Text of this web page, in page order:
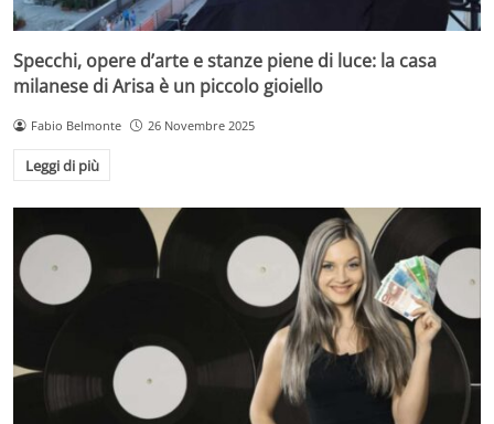
Specchi, opere d’arte e stanze piene di luce: la casa
milanese di Arisa è un piccolo gioiello
Fabio Belmonte 26 Novembre 2025
Leggi di più